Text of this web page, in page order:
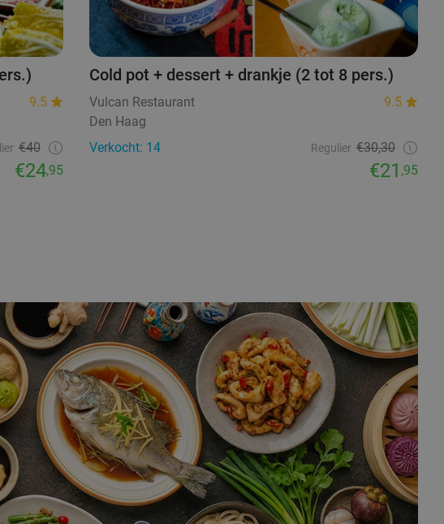
9.5
€40
€24,95
Cold pot + dessert + drankje (2 tot 8 pers.)
Vulcan Restaurant
9.5
Den Haag
Verkocht: 14
Regulier €30,30
€21 ,95